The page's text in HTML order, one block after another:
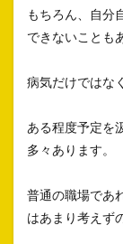
もちろん、自分
できないことも
病気だけではな
ある程度予定を
多々あります。
普通の職場であ
はあまり考えず